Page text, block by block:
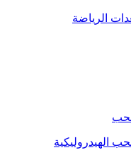
الرياضة
الهيدروليكية